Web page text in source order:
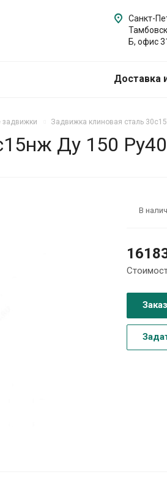
Санкт-
Б, офис
Доставка
задвижки Задвижка клиновая сталь
Ду 150
В